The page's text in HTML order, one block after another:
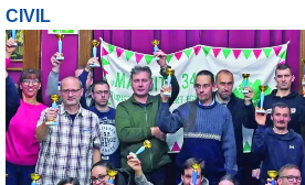
CIVIL